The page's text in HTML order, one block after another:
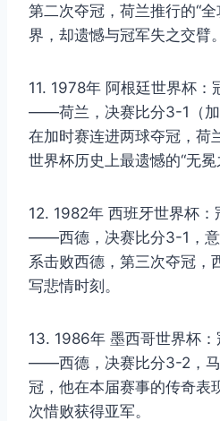
第二次夺冠，荷兰推行的“
界，却遗憾与冠军失之交臂。
11. 1978年 阿根廷世界杯
——荷兰，决赛比分3-1（加
在加时赛连进两球夺冠，荷
世界杯历史上最遗憾的“无冕
12. 1982年 西班牙世界杯
——西德，决赛比分3-1，意
系击败西德，第三次夺冠，
写悲情时刻。
13. 1986年 墨西哥世界杯
——西德，决赛比分3-2，马
冠，他在本届赛事的传奇表
次惜败获得亚军。